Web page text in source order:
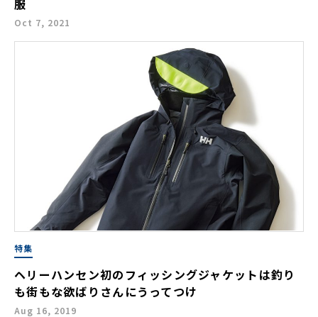
服
Oct 7, 2021
特集
ヘリーハンセン初のフィッシングジャケットは釣り
も街もな欲ばりさんにうってつけ
Aug 16, 2019